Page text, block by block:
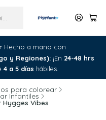
Hecho a mano con
y Regiones): ¡En 24-48 hrs
4 a 5 días hábiles.
para colorear
Infantiles
Vibes